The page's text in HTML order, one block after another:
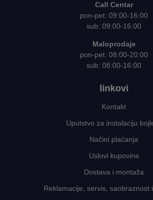
Call Centar
pon-pet: 09:00-16:00
sub: 09:00-16:00
Maloprodaje
pon-pet: 08:00-20:00
sub: 08:00-16:00
linkovi
Kontakt
Uputstvo za instalaciju
Načini plaćanja
Uslovi kupovine
Dostava i montaža
Reklamacije, servis, saobraznost